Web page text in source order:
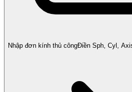
Nhập đơn kính thủ côngĐiền Sph, Cyl,